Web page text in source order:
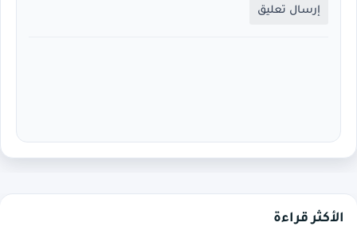
إرسال تعليق
الأكثر قراءة